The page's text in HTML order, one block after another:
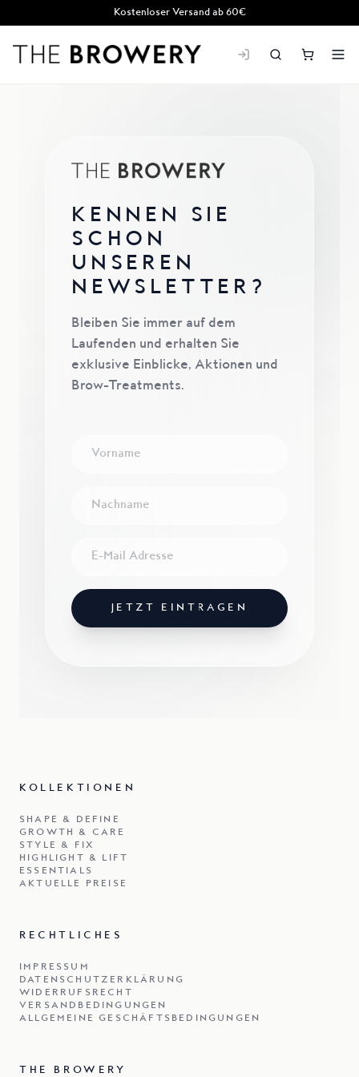
Kostenloser Versand ab 60€
THE BROWERY
KENNEN SIE
SCHON
UNSEREN
NEWSLETTER?
Bleiben Sie immer auf dem
Laufenden und erhalten Sie
exklusive Einblicke, Aktionen und
Brow-Treatments.
JETZT EINTRAGEN
KOLLEKTIONEN
SHAPE & DEFINE
GROWTH & CARE
STYLE & FIX
HIGHLIGHT & LIFT
ESSENTIALS
AKTUELLE PREISE
RECHTLICHES
IMPRESSUM
DATENSCHUTZERKLÄRUNG
WIDERRUFSRECHT
VERSANDBEDINGUNGEN
ALLGEMEINE GESCHÄFTSBEDINGUNGEN
THE BROWERY